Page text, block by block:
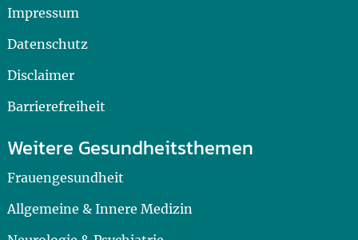
Impressum
Datenschutz
Disclaimer
Barrierefreiheit
Weitere Gesundheitsthemen
Frauengesundheit
Allgemeine & Innere Medizin